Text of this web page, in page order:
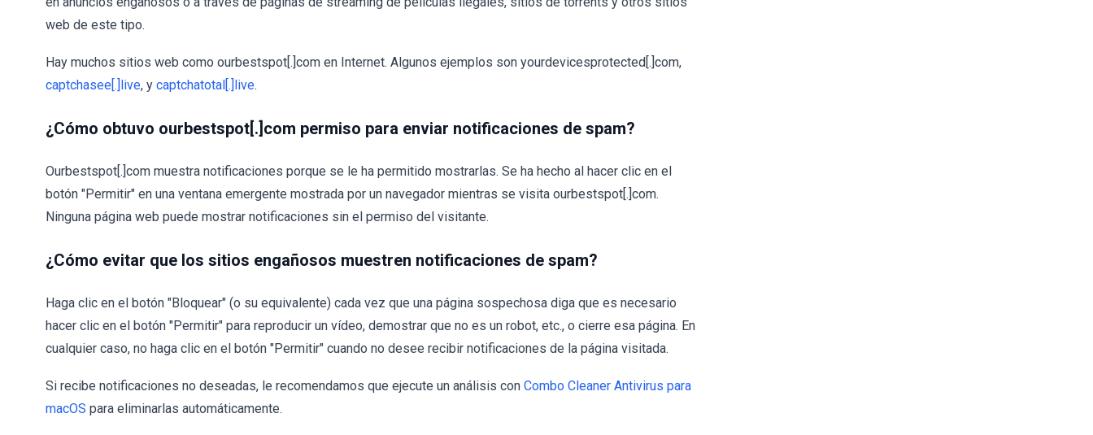
web de este tipo.
Hay muchos sitios web como ourbestspot[.]com en Internet. Algunos ejemplos son yourdevicesprotected[.]com,
captchasee[.]live, y captchatotal[.]live.
¿Cómo obtuvo ourbestspot[.]com permiso para enviar notificaciones de spam?
Ourbestspot[.]com muestra notificaciones porque se le ha permitido mostrarlas. Se ha hecho al hacer clic en el
botón "Permitir" en una ventana emergente mostrada por un navegador mientras se visita ourbestspot[.]com.
Ninguna página web puede mostrar notificaciones sin el permiso del visitante.
¿Cómo evitar que los sitios engañosos muestren notificaciones de spam?
Haga clic en el botón "Bloquear" (o su equivalente) cada vez que una página sospechosa diga que es necesario
hacer clic en el botón "Permitir" para reproducir un vídeo, demostrar que no es un robot, etc., o cierre esa página. En
cualquier caso, no haga clic en el botón "Permitir" cuando no desee recibir notificaciones de la página visitada.
Si recibe notificaciones no deseadas, le recomendamos que ejecute un análisis con Combo Cleaner Antivirus para
macOS para eliminarlas automáticamente.